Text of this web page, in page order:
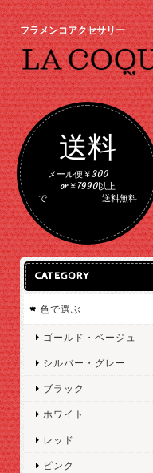
フラメンコアクセサリー
送料
メール便￥300
or￥7990以上
で 送料無料
CATEGORY
色で選ぶ
ゴールド・ベージュ
シルバー・グレー
ブラック
ホワイト
レッド
ピンク